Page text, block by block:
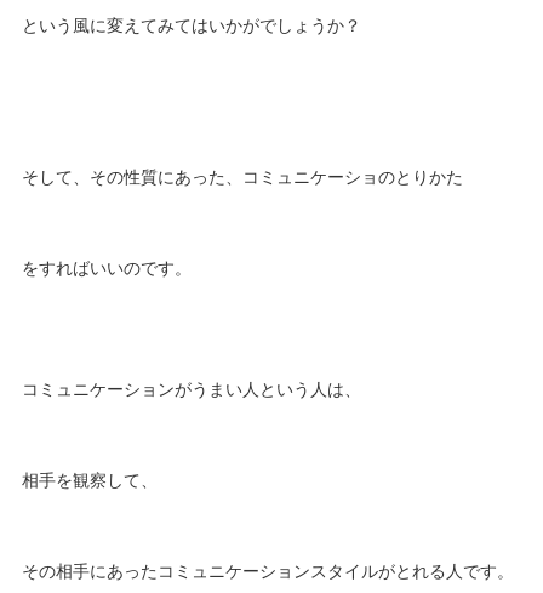
という風に変えてみてはいかがでしょうか？
そして、その性質にあった、コミュニケーショのとりかた
をすればいいのです。
コミュニケーションがうまい人という人は、
相手を観察して、
その相手にあったコミュニケーションスタイルがとれる人です。